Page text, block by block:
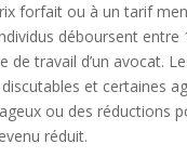
forfait ou à un tarif
déboursent entre
de travail d’un avocat.
et certaines
ou des réductions
réduit.